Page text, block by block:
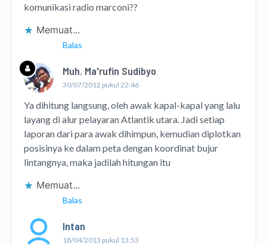
komunikasi radio marconi??
Memuat...
Balas
Muh. Ma'rufin Sudibyo
30/07/2012 pukul 22:46
Ya dihitung langsung, oleh awak kapal-kapal yang lalu
layang di alur pelayaran Atlantik utara. Jadi setiap
laporan dari para awak dihimpun, kemudian diplotkan
posisinya ke dalam peta dengan koordinat bujur
lintangnya, maka jadilah hitungan itu
Memuat...
Balas
Intan
18/04/2013 pukul 13:53